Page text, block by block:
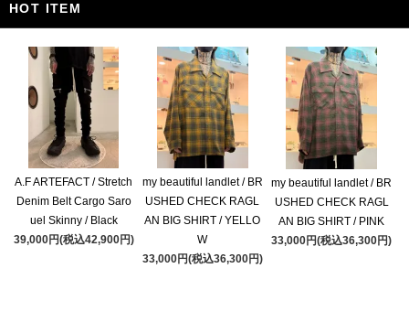
HOT ITEM
A.F ARTEFACT / Stretch
Denim Belt Cargo Saro
uel Skinny / Black
39,000円(税込42,900円)
my beautiful landlet / BR
USHED CHECK RAGL
AN BIG SHIRT / YELLO
W
33,000円(税込36,300円)
my beautiful landlet / BR
USHED CHECK RAGL
AN BIG SHIRT / PINK
33,000円(税込36,300円)